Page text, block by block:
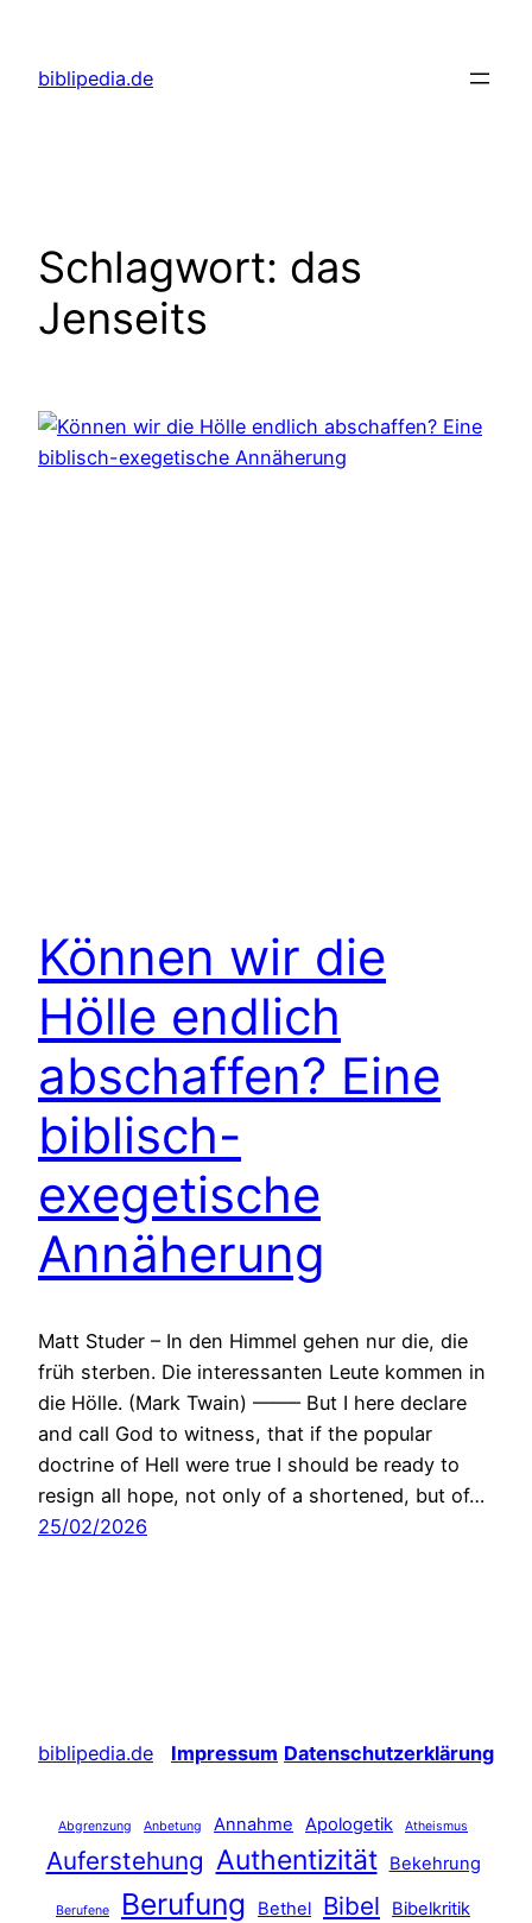
springen
biblipedia.de
Schlagwort: das
Jenseits
Können wir die
Hölle endlich
abschaffen? Eine
biblisch-
exegetische
Annäherung
Matt Studer – In den Himmel gehen nur die, die
früh sterben. Die interessanten Leute kommen in
die Hölle. (Mark Twain) ——– But I here declare
and call God to witness, that if the popular
doctrine of Hell were true I should be ready to
resign all hope, not only of a shortened, but of…
25/02/2026
biblipedia.de Impressum Datenschutzerklärung
Abgrenzung Anbetung Annahme Apologetik Atheismus
Auferstehung Authentizität Bekehrung
Berufene Berufung Bethel Bibel
Bibelkritik